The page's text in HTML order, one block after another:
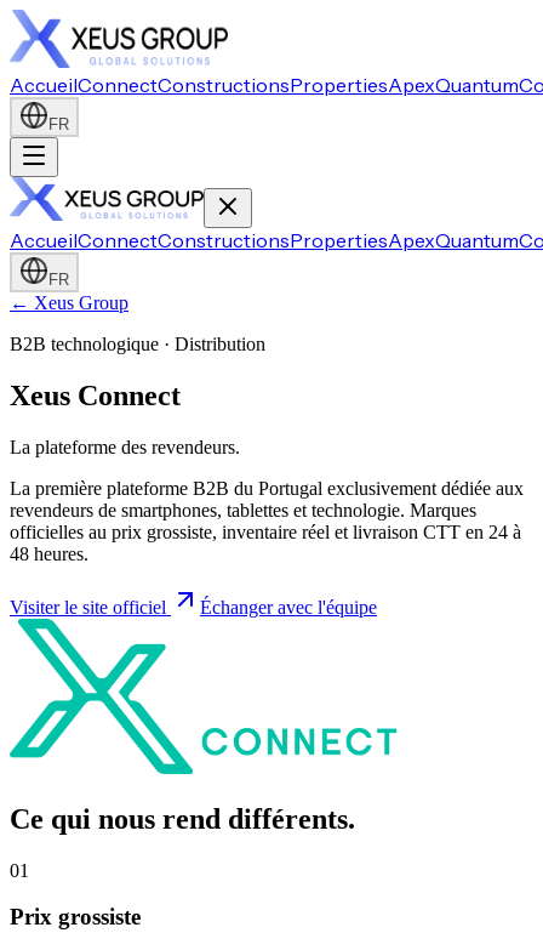
AccueilConnectConstructionsPropertiesApexQuantum
FR
AccueilConnectConstructionsPropertiesApexQuantum
FR
← Xeus Group
B2B technologique · Distribution
Xeus Connect
La plateforme des revendeurs.
La première plateforme B2B du Portugal exclusivement dédiée aux
revendeurs de smartphones, tablettes et technologie. Marques
officielles au prix grossiste, inventaire réel et livraison CTT en 24 à
48 heures.
Visiter le site officiel Échanger avec l'équipe
Ce qui nous rend différents.
01
Prix grossiste